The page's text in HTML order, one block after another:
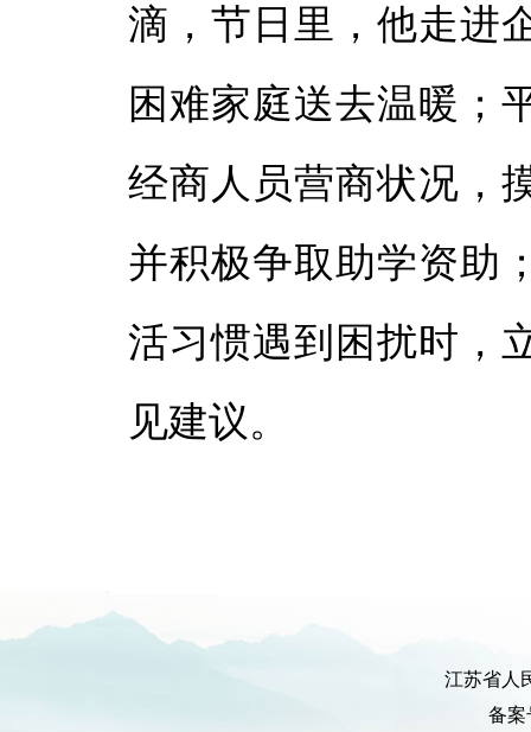
滴，节日里，他走进
困难家庭送去温暖；
经商人员营商状况，
并积极争取助学资助
活习惯遇到困扰时，
见建议。
江苏省人
备案